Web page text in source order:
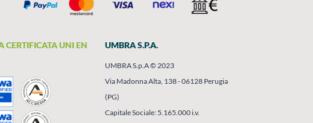
CERTIFICATA UNI EN
UMBRA S.P.A.
UMBRA S.p.A © 2023
Via Madonna Alta, 138 - 06128 Perugia
(PG)
Capitale Sociale: 5.165.000 i.v.